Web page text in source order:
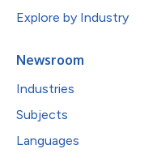
Explore by Industry
Newsroom
Industries
Subjects
Languages